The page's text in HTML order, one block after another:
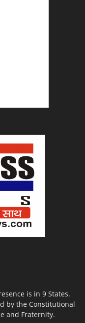
is in 9 States.
by the Constitutional
and Fraternity.